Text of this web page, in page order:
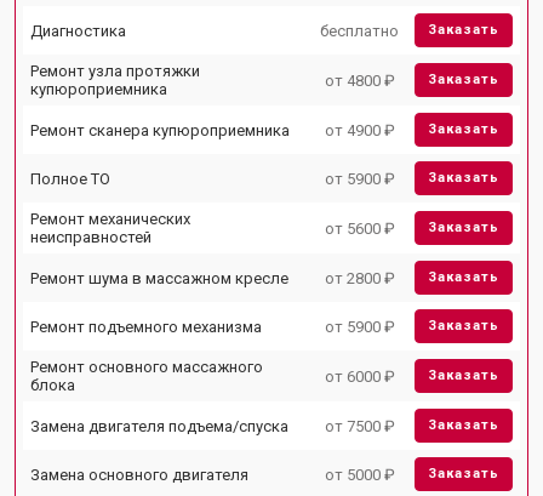
Диагностика бесплатно Заказать
Ремонт узла протяжки
купюроприемника
от 4800 ₽ Заказать
Ремонт сканера купюроприемника от 4900 ₽ Заказать
Полное ТО от 5900 ₽ Заказать
Ремонт механических
неисправностей
от 5600 ₽ Заказать
Ремонт шума в массажном кресле от 2800 ₽ Заказать
Ремонт подъемного механизма от 5900 ₽ Заказать
Ремонт основного массажного
блока
от 6000 ₽ Заказать
Замена двигателя подъема/спуска от 7500 ₽ Заказать
Замена основного двигателя от 5000 ₽ Заказать